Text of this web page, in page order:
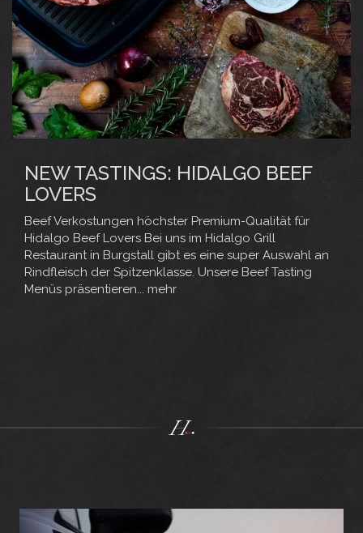
NEW TASTINGS: HIDALGO BEEF
LOVERS
Beef Verkostungen höchster Premium-Qualität für
Hidalgo Beef Lovers Bei uns im Hidalgo Grill
Restaurant in Burgstall gibt es eine super Auswahl an
Rindfleisch der Spitzenklasse. Unsere Beef Tasting
Menüs präsentieren... mehr